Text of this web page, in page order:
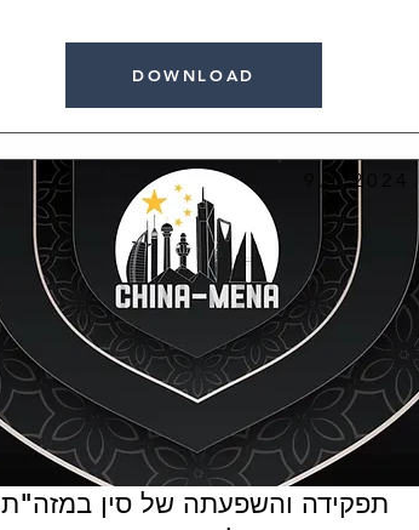
DOWNLOAD
9.1.2024
תפקידה והשפעתה של סין במזה"ת